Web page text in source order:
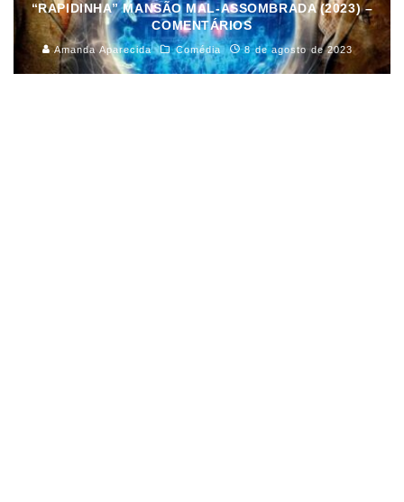
“RAPIDINHA” MANSÃO MAL-ASSOMBRADA (2023) –
COMENTÁRIOS
Amanda Aparecida Comédia 8 de agosto de 2023